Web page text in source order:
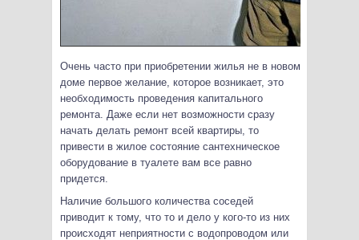
Очень часто при приобретении жилья не в новом
доме первое желание, которое возникает, это
необходимость проведения капитального
ремонта. Даже если нет возможности сразу
начать делать ремонт всей квартиры, то
привести в жилое состояние сантехническое
оборудование в туалете вам все равно
придется.
Наличие большого количества соседей
приводит к тому, что то и дело у кого-то из них
происходят неприятности с водопроводом или